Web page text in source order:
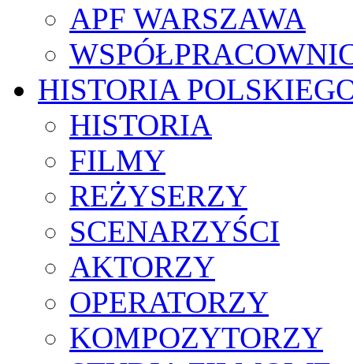
APF WARSZAWA
HISTORIA
HISTORIA
FILMY
REŻYSERZY
SCENARZYŚCI
AKTORZY
OPERATORZY
KOMPOZYTORZY